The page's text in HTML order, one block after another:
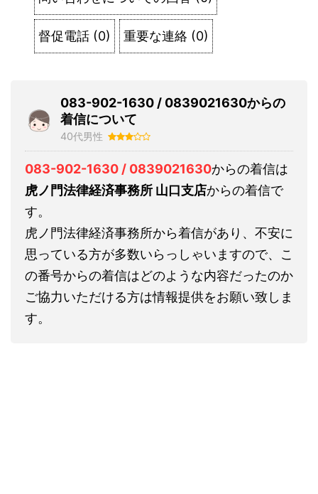
督促電話 (0) 重要な連絡 (0)
083-902-1630 / 0839021630からの
着信について
40代男性
083-902-1630 / 0839021630からの着信は
虎ノ門法律経済事務所 山口支店からの着信で
す。
虎ノ門法律経済事務所から着信があり、不安に
思っている方が多数いらっしゃいますので、こ
の番号からの着信はどのような内容だったのか
ご協力いただける方は情報提供をお願い致しま
す。